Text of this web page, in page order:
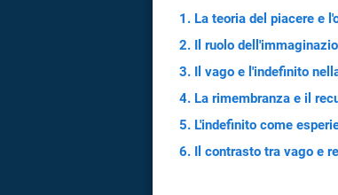
La teoria del piacere e
Il ruolo
Il vago e l'indefinito
La rimembranza e il
L'indefinito come
Il contrasto tra vago e